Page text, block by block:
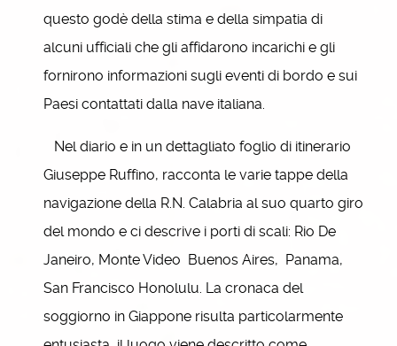
questo godè della stima e della simpatia di
alcuni ufficiali che gli affidarono incarichi e gli
fornirono informazioni sugli eventi di bordo e sui
Paesi contattati dalla nave italiana.
Nel diario e in un dettagliato foglio di itinerario
Giuseppe Ruffino, racconta le varie tappe della
navigazione della R.N. Calabria al suo quarto giro
del mondo e ci descrive i porti di scali: Rio De
Janeiro, Monte Video Buenos Aires, Panama,
San Francisco Honolulu. La cronaca del
soggiorno in Giappone risulta particolarmente